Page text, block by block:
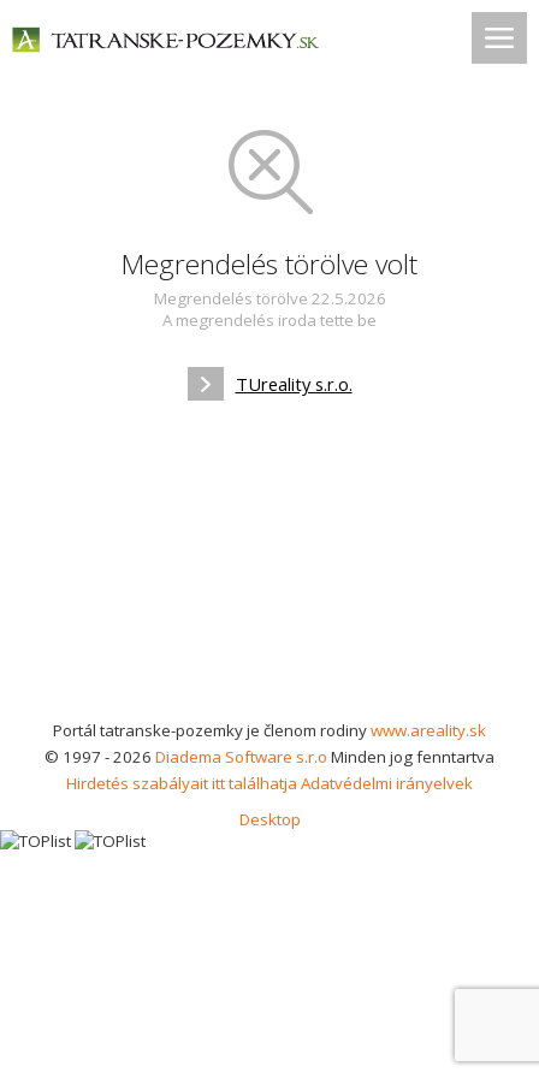
Megrendelés törölve volt
Megrendelés törölve 22.5.2026
A megrendelés iroda tette be
TUreality s.r.o.
Portál tatranske-pozemky je členom rodinywww.areality.sk
© 1997 - 2026 Diadema Software s.r.o Minden jog fenntartva
Hirdetés szabályait itt találhatja Adatvédelmi irányelvek
Desktop